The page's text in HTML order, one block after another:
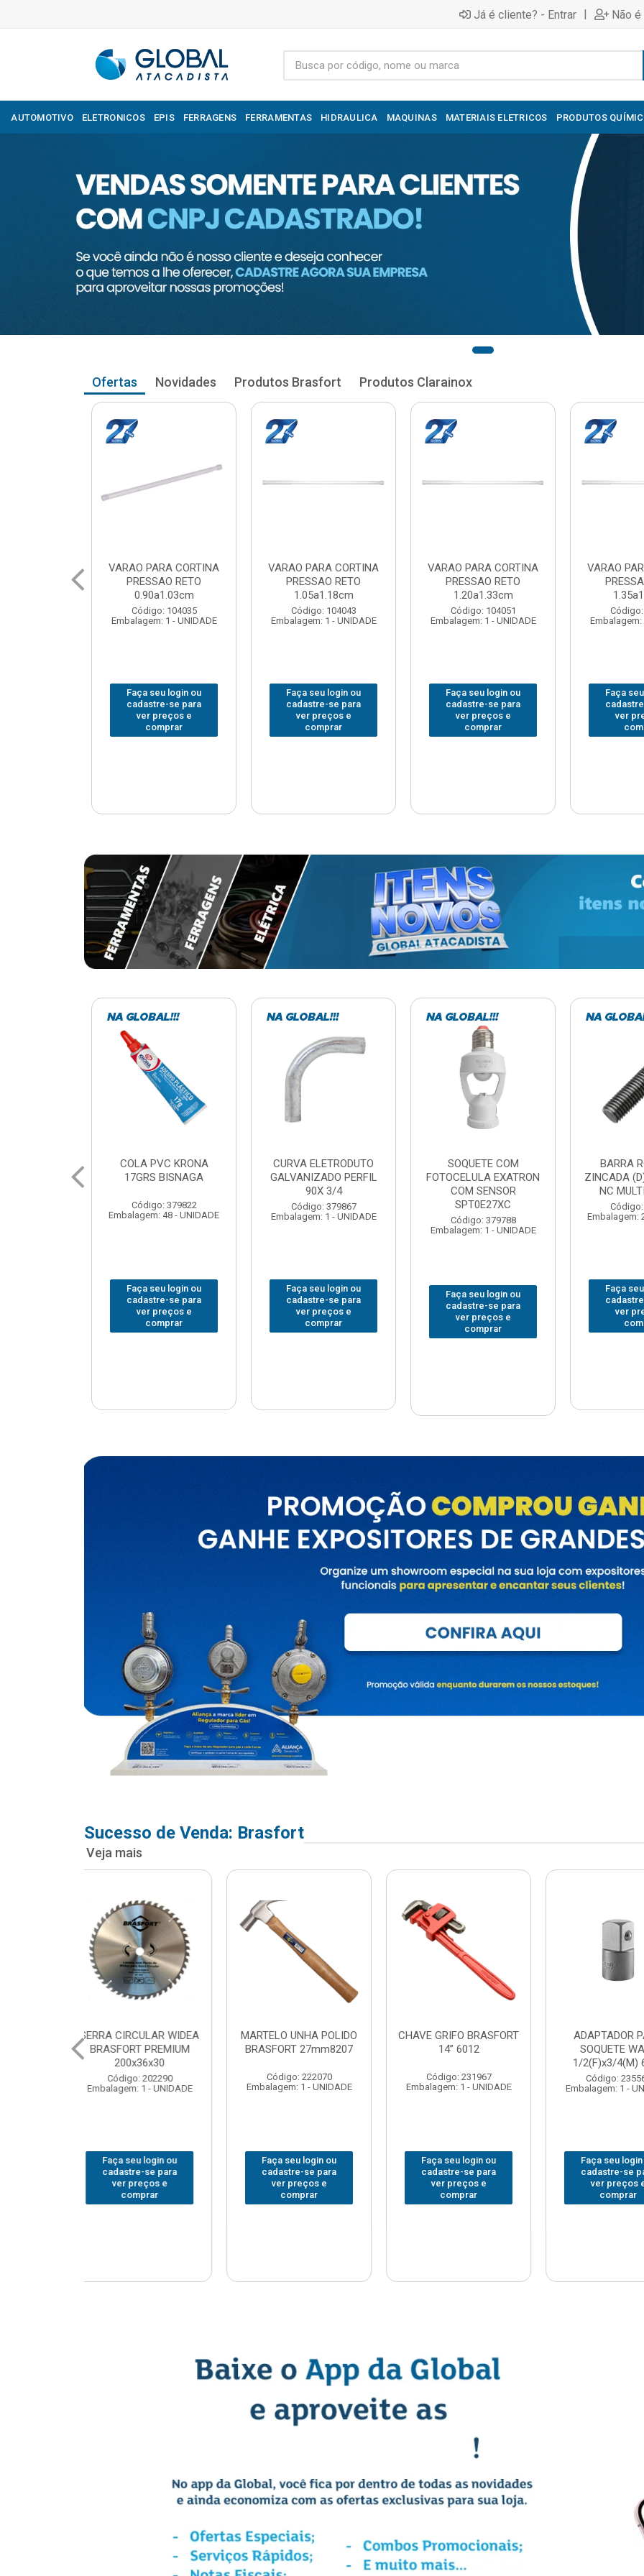
Já é cliente? - Entrar | Não
AUTOMOTIVO ELETRONICOS EPIS FERRAGENS FERRAMENTAS HIDRAULICA MAQUINAS MATERIAIS ELETRICOS PRODUTOS
Ofertas Novidades Produtos Brasfort Produtos Clarainox
VARAO PARA CORTINA
PRESSAO RETO
1.05a1.18cm
Código: 104043
Embalagem: 1 - UNIDADE
Faça seu login ou
cadastre-se para
ver preços e
comprar
VARAO PARA CORTINA
PRESSAO RETO
1.20a1.33cm
Código: 104051
Embalagem: 1 - UNIDADE
Faça seu login ou
cadastre-se para
ver preços e
comprar
VARAO PARA CORTINA
PRESSAO RETO
1.35a1.48cm
Código: 104060
Embalagem: 1 - UNIDADE
Faça seu login ou
cadastre-se para
ver preços e
comprar
VARAO
Embalagem:
Faça
ver
CURVA ELETRODUTO
GALVANIZADO PERFIL
Código: 379867
Embalagem: 1 - UNIDADE
Faça seu login ou
cadastre-se para
ver preços e
comprar
SOQUETE COM
FOTOCELULA EXATRON
COM SENSOR
SPT0E27XC
Código: 379788
Faça seu login ou
cadastre-se para
ver preços e
comprar
BARRA ROSCADA
ZINCADA (D) 5/16”X1MT
NC MULTIBARRAS
Código: 379806
Embalagem: 20 - UNIDADE
Faça seu login ou
cadastre-se para
ver preços e
comprar
JOMARCA
Embalagem:
Faça
ver
Sucesso de Venda: Brasfort
Veja mais
MARTELO UNHA POLIDO
BRASFORT 27mm8207
Código: 222070
Embalagem: 1 - UNIDADE
Faça seu login ou
cadastre-se para
ver preços e
comprar
CHAVE GRIFO BRASFORT
14” 6012
Código: 231967
Embalagem: 1 - UNIDADE
Faça seu login ou
cadastre-se para
ver preços e
comprar
ADAPTADOR PARA
SOQUETE WAFT
Código: 235563
Embalagem: 1 - UNIDADE
Faça seu login ou
cadastre-se para
ver preços e
comprar
ABAJOUR LED
BRASFORT COB
7844
Código: 310379
Embalagem: 1 -
Faça seu login ou
cadastre-se para
ver preços e
comprar